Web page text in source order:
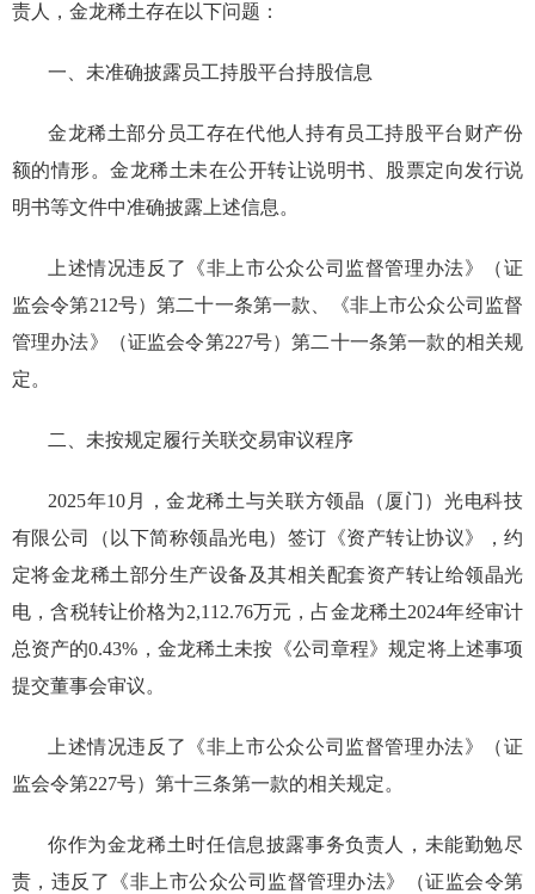
责人 ， 金龙稀土存在以下问题：
一、未准确披露员工持股平台持股信息
金龙稀土部分员工存在代他人持有员工持股平台财产份
额的情形。金龙稀土未在公开转让说明书、股票定向发行说
明书等文件中准确披露上述信息。
上述情况违反了《非上市公众公司监督管理办法》（证
监会令第212号）第二十一条第一款、《非上市公众公司监督
管理办法》（证监会令第227号）第二十一条第一款的相关规
定。
二、未按规定履行关联交易审议程序
2025年10月，金龙稀土与关联方领晶（厦门）光电科技
有限公司（以下简称领晶光电）签订《资产转让协议》，约
定将金龙稀土部分生产设备及其相关配套资产转让给领晶光
电，含税转让价格为2,112.76万元，占金龙稀土2024年经审计
总资产的0.43%， 金龙稀土未按《公司章程》规定将上述事项
提交董事会审议。
上述情况违反了《非上市公众公司监督管理办法》（证
监会令第227号）第十三条第一款的相关规定。
你作为金龙稀土时任信息披露事务负责人 ，未能勤勉尽
责，违反了
《非上市公众公司监督管理办法》（证监会令第